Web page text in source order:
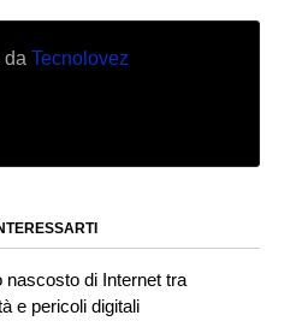
da Tecnolovez
nascosto di Internet tra
e pericoli digitali